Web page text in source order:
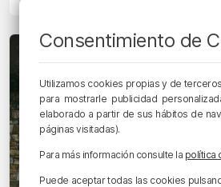
Consentimiento de
Utilizamos cookies propias y de
para mostrarle publicidad
elaborado a partir de sus hábitos de
páginas visitadas).
Para más información consulte la política
Puede aceptar todas las cookies